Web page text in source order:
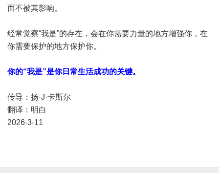
而不被其影响。
经常觉察“我是”的存在，会在你需要力量的地方增强你，在
你需要保护的地方保护你。
你的“我是”是你日常生活成功的关键。
传导：扬·J·卡斯尔
翻译：明白
2026-3-11